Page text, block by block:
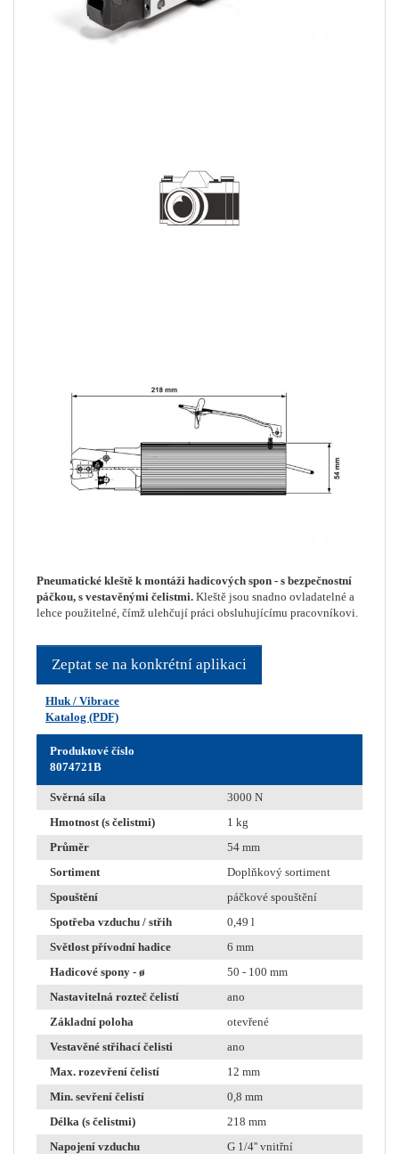
Pneumatické kleště k montáži hadicových spon - s bezpečnostní
páčkou, s vestavěnými čelistmi. Kleště jsou snadno ovladatelné a
lehce použitelné, čímž ulehčují práci obsluhujícímu pracovníkovi.
Zeptat se na konkrétní aplikaci
Hluk / Vibrace
Katalog (PDF)
Produktové číslo
8074721B
Svěrná síla
3000 N
Hmotnost (s čelistmi)
1 kg
Průměr
54 mm
Sortiment
Doplňkový sortiment
Spouštění
páčkové spouštění
Spotřeba vzduchu / střih
0,49 l
Světlost přívodní hadice
6 mm
Hadicové spony - ø
50 - 100 mm
Nastavitelná rozteč čelistí
ano
Základní poloha
otevřené
Vestavěné střihací čelisti
ano
Max. rozevření čelistí
12 mm
Min. sevření čelistí
0,8 mm
Délka (s čelistmi)
218 mm
Napojení vzduchu
G 1/4'' vnitřní